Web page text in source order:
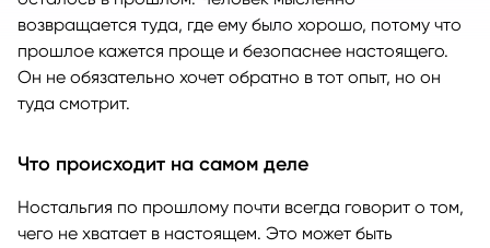
возвращается туда, где ему было хорошо, потому что
прошлое кажется проще и безопаснее настоящего.
Он не обязательно хочет обратно в тот опыт, но он
туда смотрит.
Что происходит на самом деле
Ностальгия по прошлому почти всегда говорит о том,
чего не хватает в настоящем. Это может быть